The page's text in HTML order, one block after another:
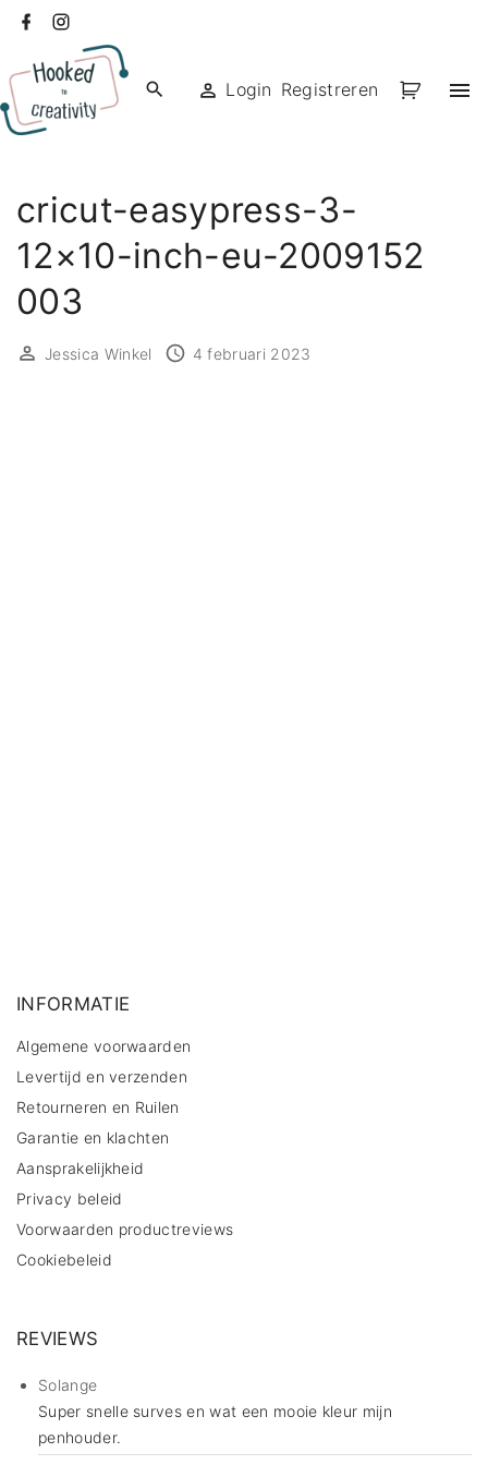
de
inhoud
facebook
Login Registreren
cricut-easypress-3-
12×10-inch-eu-2009152
003
Jessica Winkel 4 februari 2023
INFORMATIE
Algemene voorwaarden
Levertijd en verzenden
Retourneren en Ruilen
Garantie en klachten
Aansprakelijkheid
Privacy beleid
Voorwaarden productreviews
Cookiebeleid
REVIEWS
Solange
Super snelle surves en wat een mooie kleur mijn
penhouder.